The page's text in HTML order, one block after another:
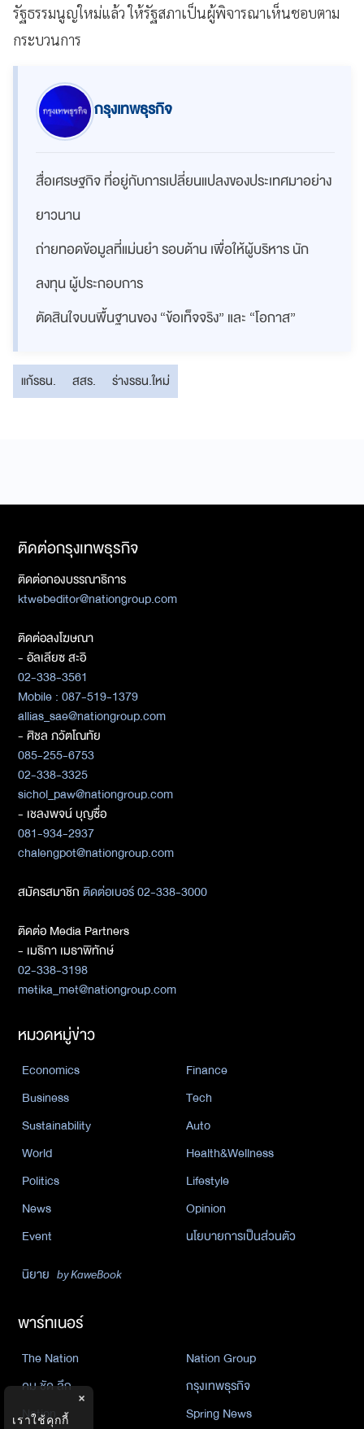
รัฐธรรมนูญใหม่แล้ว ให้รัฐสภาเป็นผู้พิจารณาเห็นชอบตาม
กระบวนการ
กรุงเทพธุรกิจ
สื่อเศรษฐกิจ ที่อยู่กับการเปลี่ยนแปลงของประเทศมาอย่าง
ยาวนาน
ถ่ายทอดข้อมูลที่แม่นยำ รอบด้าน เพื่อให้ผู้บริหาร นัก
ลงทุน ผู้ประกอบการ
ตัดสินใจบนพื้นฐานของ “ข้อเท็จจริง” และ “โอกาส”
แก้รธน. สสร. ร่างรธน.ใหม่
ติดต่อกรุงเทพธุรกิจ
ติดต่อกองบรรณาธิการ
ktwebeditor@nationgroup.com
ติดต่อลงโฆษณา
- อัลเลียซ สะอิ
02-338-3561
Mobile : 087-519-1379
allias_sae@nationgroup.com
- ศิชล ภวัตโณทัย
085-255-6753
02-338-3325
sichol_paw@nationgroup.com
- เชลงพจน์ บุญซื่อ
081-934-2937
chalengpot@nationgroup.com
สมัครสมาชิกติดต่อเบอร์ 02-338-3000
ติดต่อ Media Partners
- เมธิกา เมธาพิทักษ์
02-338-3198
metika_met@nationgroup.com
หมวดหมู่ข่าว
Economics
Finance
Business
Tech
Sustainability
Auto
World
Health&Wellness
Politics
Lifestyle
News
Opinion
Event
นโยบายการเป็นส่วนตัว
นิยาย by KaweBook
พาร์ทเนอร์
The Nation
Nation Group
คม ชัด ลึก
กรุงเทพธุรกิจ
Nation
Spring News
×
เราใช้คุกกี้